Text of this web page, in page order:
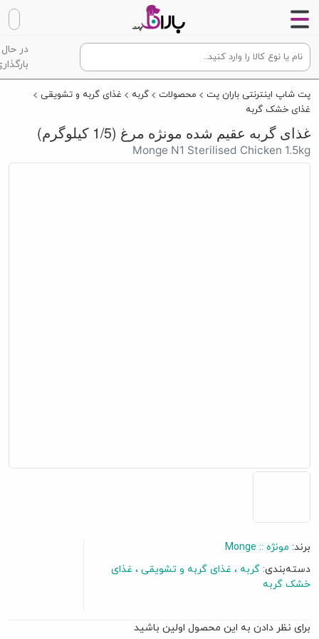
در حال
پت شاپ اینترنتی باران پت محصولات گربه
غذای گربه و تشویقی
غذای خشک گربه
غذای گربه عقیم شده مونژه مرغ (1/5 کیلوگرم)
Monge N1 Sterilised Chicken 1.5kg
برند: مونژه :: Monge
دسته‌بندی: گربه غذای گربه و تشویقی
غذای
خشک گربه
برای نظر دادن به این محصول اولین باشید